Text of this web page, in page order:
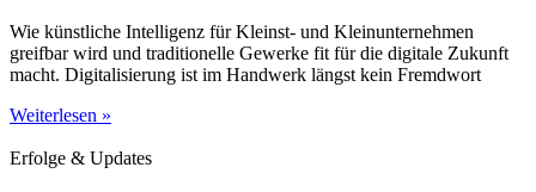
Wie künstliche Intelligenz für Kleinst- und Kleinunternehmen
greifbar wird und traditionelle Gewerke fit für die digitale Zukunft
macht. Digitalisierung ist im Handwerk längst kein Fremdwort
Weiterlesen »
Erfolge & Updates